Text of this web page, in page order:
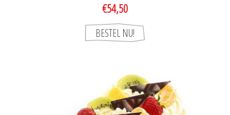
€54,50